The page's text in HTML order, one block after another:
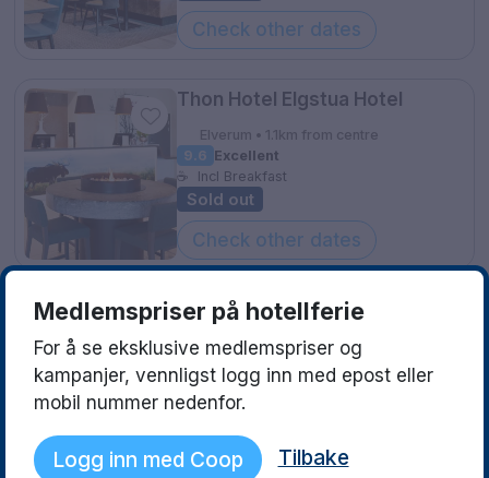
Stockholm
Hele Danmark
Done
Check other dates
Thon Hotel Elgstua Hotel
Elverum • 1.1km from centre
9.6 Excellent
☕
Incl Breakfast
Sold out
Check other dates
Medlemspriser på hotellferie
For å se eksklusive medlemspriser og
kampanjer, vennligst logg inn med epost eller
mobil nummer nedenfor.
Logg inn med Coop Tilbake
Hotellopphold
Opplev en ny destinasjon
Norges beste reisemål
Storbyweekend
Aktiv Ferie
Pakketilbud
Pakketilbud Sverige
Byferie i Norge